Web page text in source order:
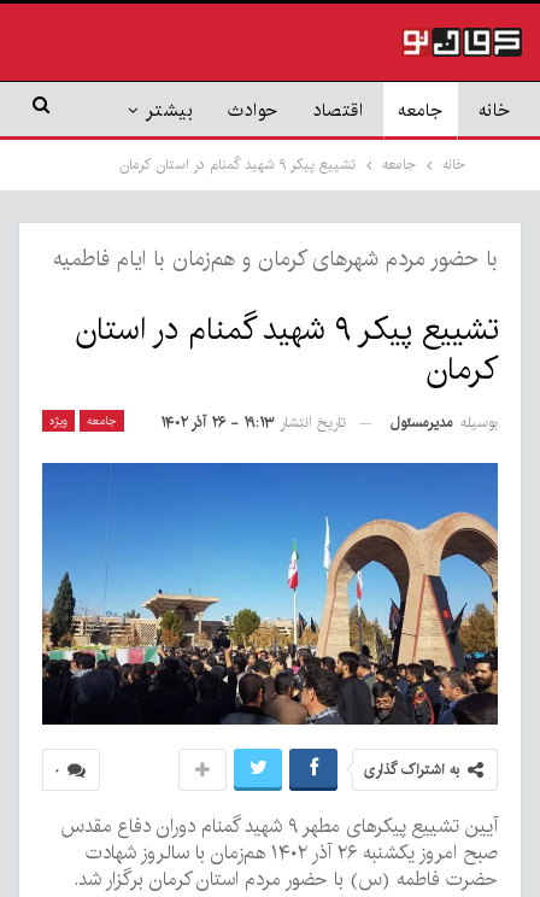
خانه جامعه اقتصاد حوادث بیشتر
خانه جامعه تشییع پیکر ۹ شهید گمنام در استان کرمان
با حضور مردم شهرهای کرمان و هم‌زمان با ایام فاطمیه
تشییع پیکر ۹ شهید گمنام در استان
کرمان
جامعه ویژه بوسیله مدیرمسئول تاریخ انتشار ۱۹:۱۳ - ۲۶ آذر ۱۴۰۲
۰ به اشتراک گذاری
آیین تشییع پیکرهای مطهر ۹ شهید گمنام دوران دفاع مقدس
صبح امروز یکشنبه ۲۶ آذر ۱۴۰۲ هم‌زمان با سالروز شهادت
حضرت فاطمه (س) با حضور مردم استان کرمان برگزار شد.